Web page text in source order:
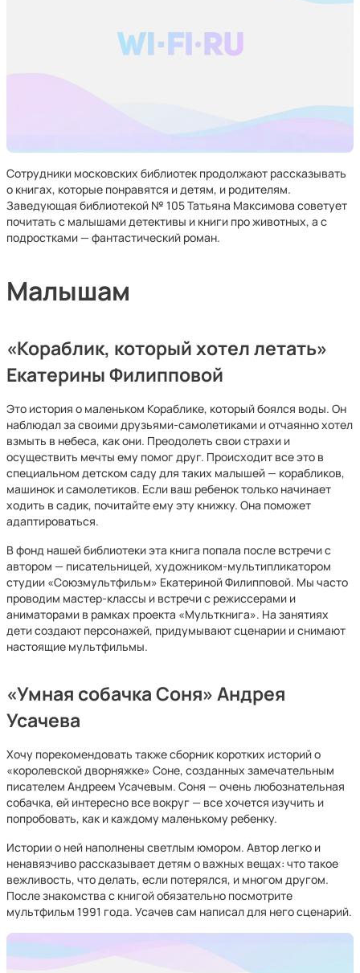
Сотрудники московских библиотек продолжают рассказывать
о книгах, которые понравятся и детям, и родителям.
Заведующая библиотекой № 105 Татьяна Максимова советует
почитать с малышами детективы и книги про животных, а с
подростками — фантастический роман.
Малышам
«Кораблик, который хотел летать»
Екатерины Филипповой
Это история о маленьком Кораблике, который боялся воды. Он
наблюдал за своими друзьями-самолетиками и отчаянно хотел
взмыть в небеса, как они. Преодолеть свои страхи и
осуществить мечты ему помог друг. Происходит все это в
специальном детском саду для таких малышей — корабликов,
машинок и самолетиков. Если ваш ребенок только начинает
ходить в садик, почитайте ему эту книжку. Она поможет
адаптироваться.
В фонд нашей библиотеки эта книга попала после встречи с
автором — писательницей, художником-мультипликатором
студии «Союзмультфильм» Екатериной Филипповой. Мы часто
проводим мастер-классы и встречи с режиссерами и
аниматорами в рамках проекта «Мульткнига». На занятиях
дети создают персонажей, придумывают сценарии и снимают
настоящие мультфильмы.
«Умная собачка Соня» Андрея
Усачева
Хочу порекомендовать также сборник коротких историй о
«королевской дворняжке» Соне, созданных замечательным
писателем Андреем Усачевым. Соня — очень любознательная
собачка, ей интересно все вокруг — все хочется изучить и
попробовать, как и каждому маленькому ребенку.
Истории о ней наполнены светлым юмором. Автор легко и
ненавязчиво рассказывает детям о важных вещах: что такое
вежливость, что делать, если потерялся, и многом другом.
После знакомства с книгой обязательно посмотрите
мультфильм 1991 года. Усачев сам написал для него сценарий.